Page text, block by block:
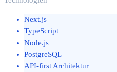
Next.js
TypeScript
Node.js
PostgreSQL
API-first Architektur